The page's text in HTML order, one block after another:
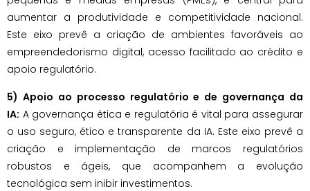
aumentar a produtividade e competitividade nacional.
Este eixo prevê a criação de ambientes favoráveis ao
empreendedorismo digital, acesso facilitado ao crédito e
apoio regulatório.
5) Apoio ao processo regulatório e de governança da
IA: A governança ética e regulatória é vital para assegurar
o uso seguro, ético e transparente da IA. Este eixo prevê a
criação e implementação de marcos regulatórios
robustos e ágeis, que acompanhem a evolução
tecnológica sem inibir investimentos.